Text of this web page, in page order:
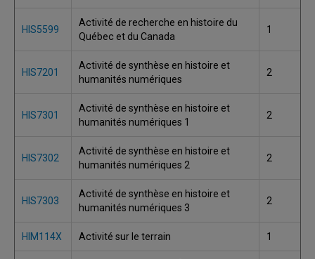
HIS5599
Activité de recherche en histoire du
Québec et du Canada
1
HIS7201
Activité de synthèse en histoire et
humanités numériques
2
HIS7301
Activité de synthèse en histoire et
humanités numériques 1
2
HIS7302
Activité de synthèse en histoire et
humanités numériques 2
2
HIS7303
Activité de synthèse en histoire et
humanités numériques 3
2
HIM114X Activité sur le terrain 1